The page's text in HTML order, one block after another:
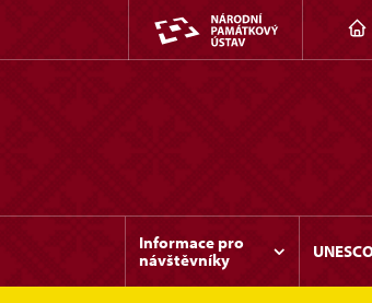
Informace pro
návštěvníky